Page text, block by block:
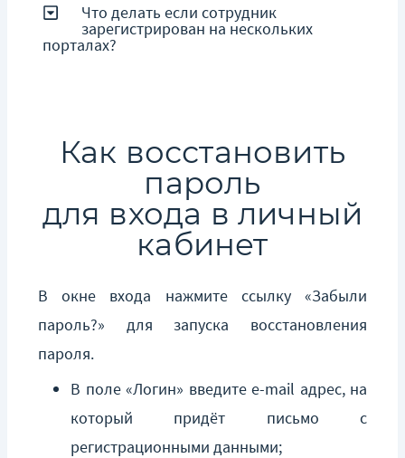
Что делать если сотрудник
зарегистрирован на нескольких
порталах?
Как восстановить
пароль
для входа в личный
кабинет
В окне входа нажмите ссылку «Забыли
пароль?» для запуска восстановления
пароля.
В поле «Логин» введите e-mail адрес, на
который придёт письмо с
регистрационными данными;